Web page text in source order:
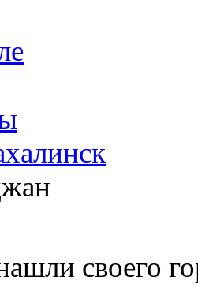
своего